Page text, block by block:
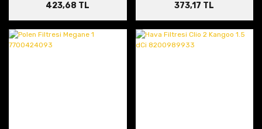
423,68 TL 373,17 TL